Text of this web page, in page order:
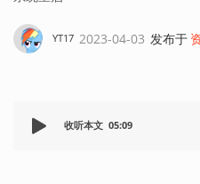
YT17 2023-04-03 发布于
收听本文 05:09